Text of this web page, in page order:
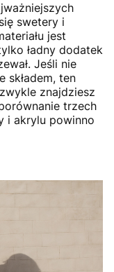
swetery i
jest
ładny dodatek
Jeśli nie
składem, ten
znajdziesz
trzech
i akrylu powinno